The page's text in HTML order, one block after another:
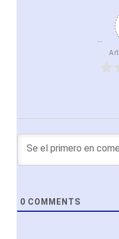
0 COMMENTS